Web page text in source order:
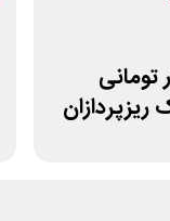
100 هزار تومانی
ریزپردازان